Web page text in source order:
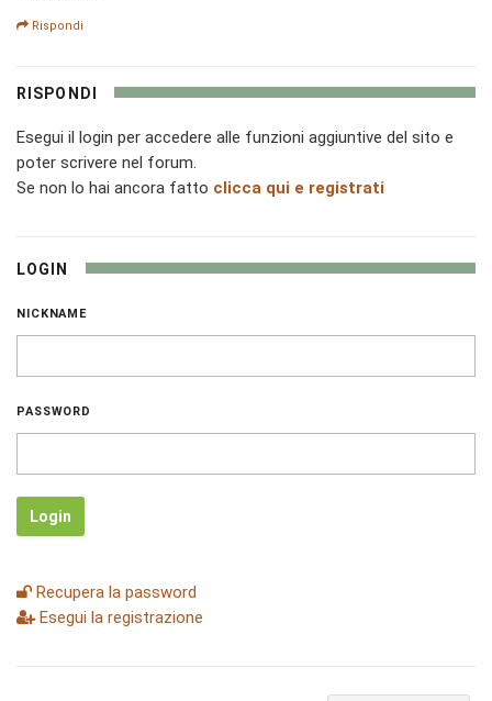
Rispondi
RISPONDI
Esegui il login per accedere alle funzioni aggiuntive del sito e
poter scrivere nel forum.
Se non lo hai ancora fatto clicca qui e registrati
LOGIN
NICKNAME
PASSWORD
Login
Recupera la password
Esegui la registrazione